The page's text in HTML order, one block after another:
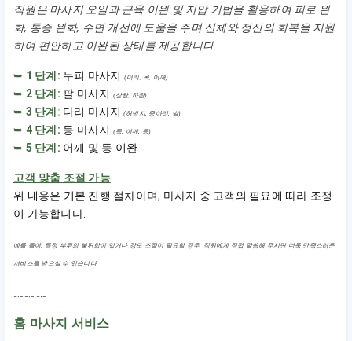
직원은 마사지 오일과 근육 이완 및 지압 기법을 활용하여 피로 완
화, 통증 완화, 수면 개선에 도움을 주며 신체와 정신의 회복을 지원
하여 편안하고 이완된 상태를 제공합니다.
➥ 1 단계: 두피 마사지 (머리, 목, 어깨)
➥ 2 단계: 팔 마사지 (상완, 하완)
➥ 3 단계 : 다리 마사지 (허벅지, 종아리, 발)
➥ 4 단계: 등 마사지 (목, 어깨, 등)
➥ 5 단계: 어깨 및 등 이완
고객 맞춤 조절 가능
위 내용은 기본 진행 절차이며, 마사지 중 고객의 필요에 따라 조정
이 가능합니다.
예를 들어: 특정 부위의 불편함이 있거나 강도 조절이 필요할 경우, 직원에게 직접 말씀해 주시면 더욱 만족스러운
서비스를 받으실 수 있습니다.
홈 마사지 서비스